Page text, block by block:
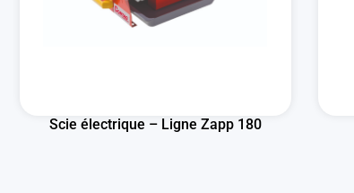
Scie électrique – Ligne Zapp 180